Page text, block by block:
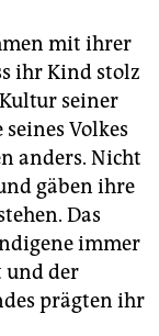
mit ihrer
ihr Kind stolz
seiner
Volkes
anders. Nicht
gäben ihre
Das
immer
und der
prägten ihr